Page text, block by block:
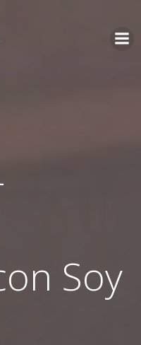
Soy